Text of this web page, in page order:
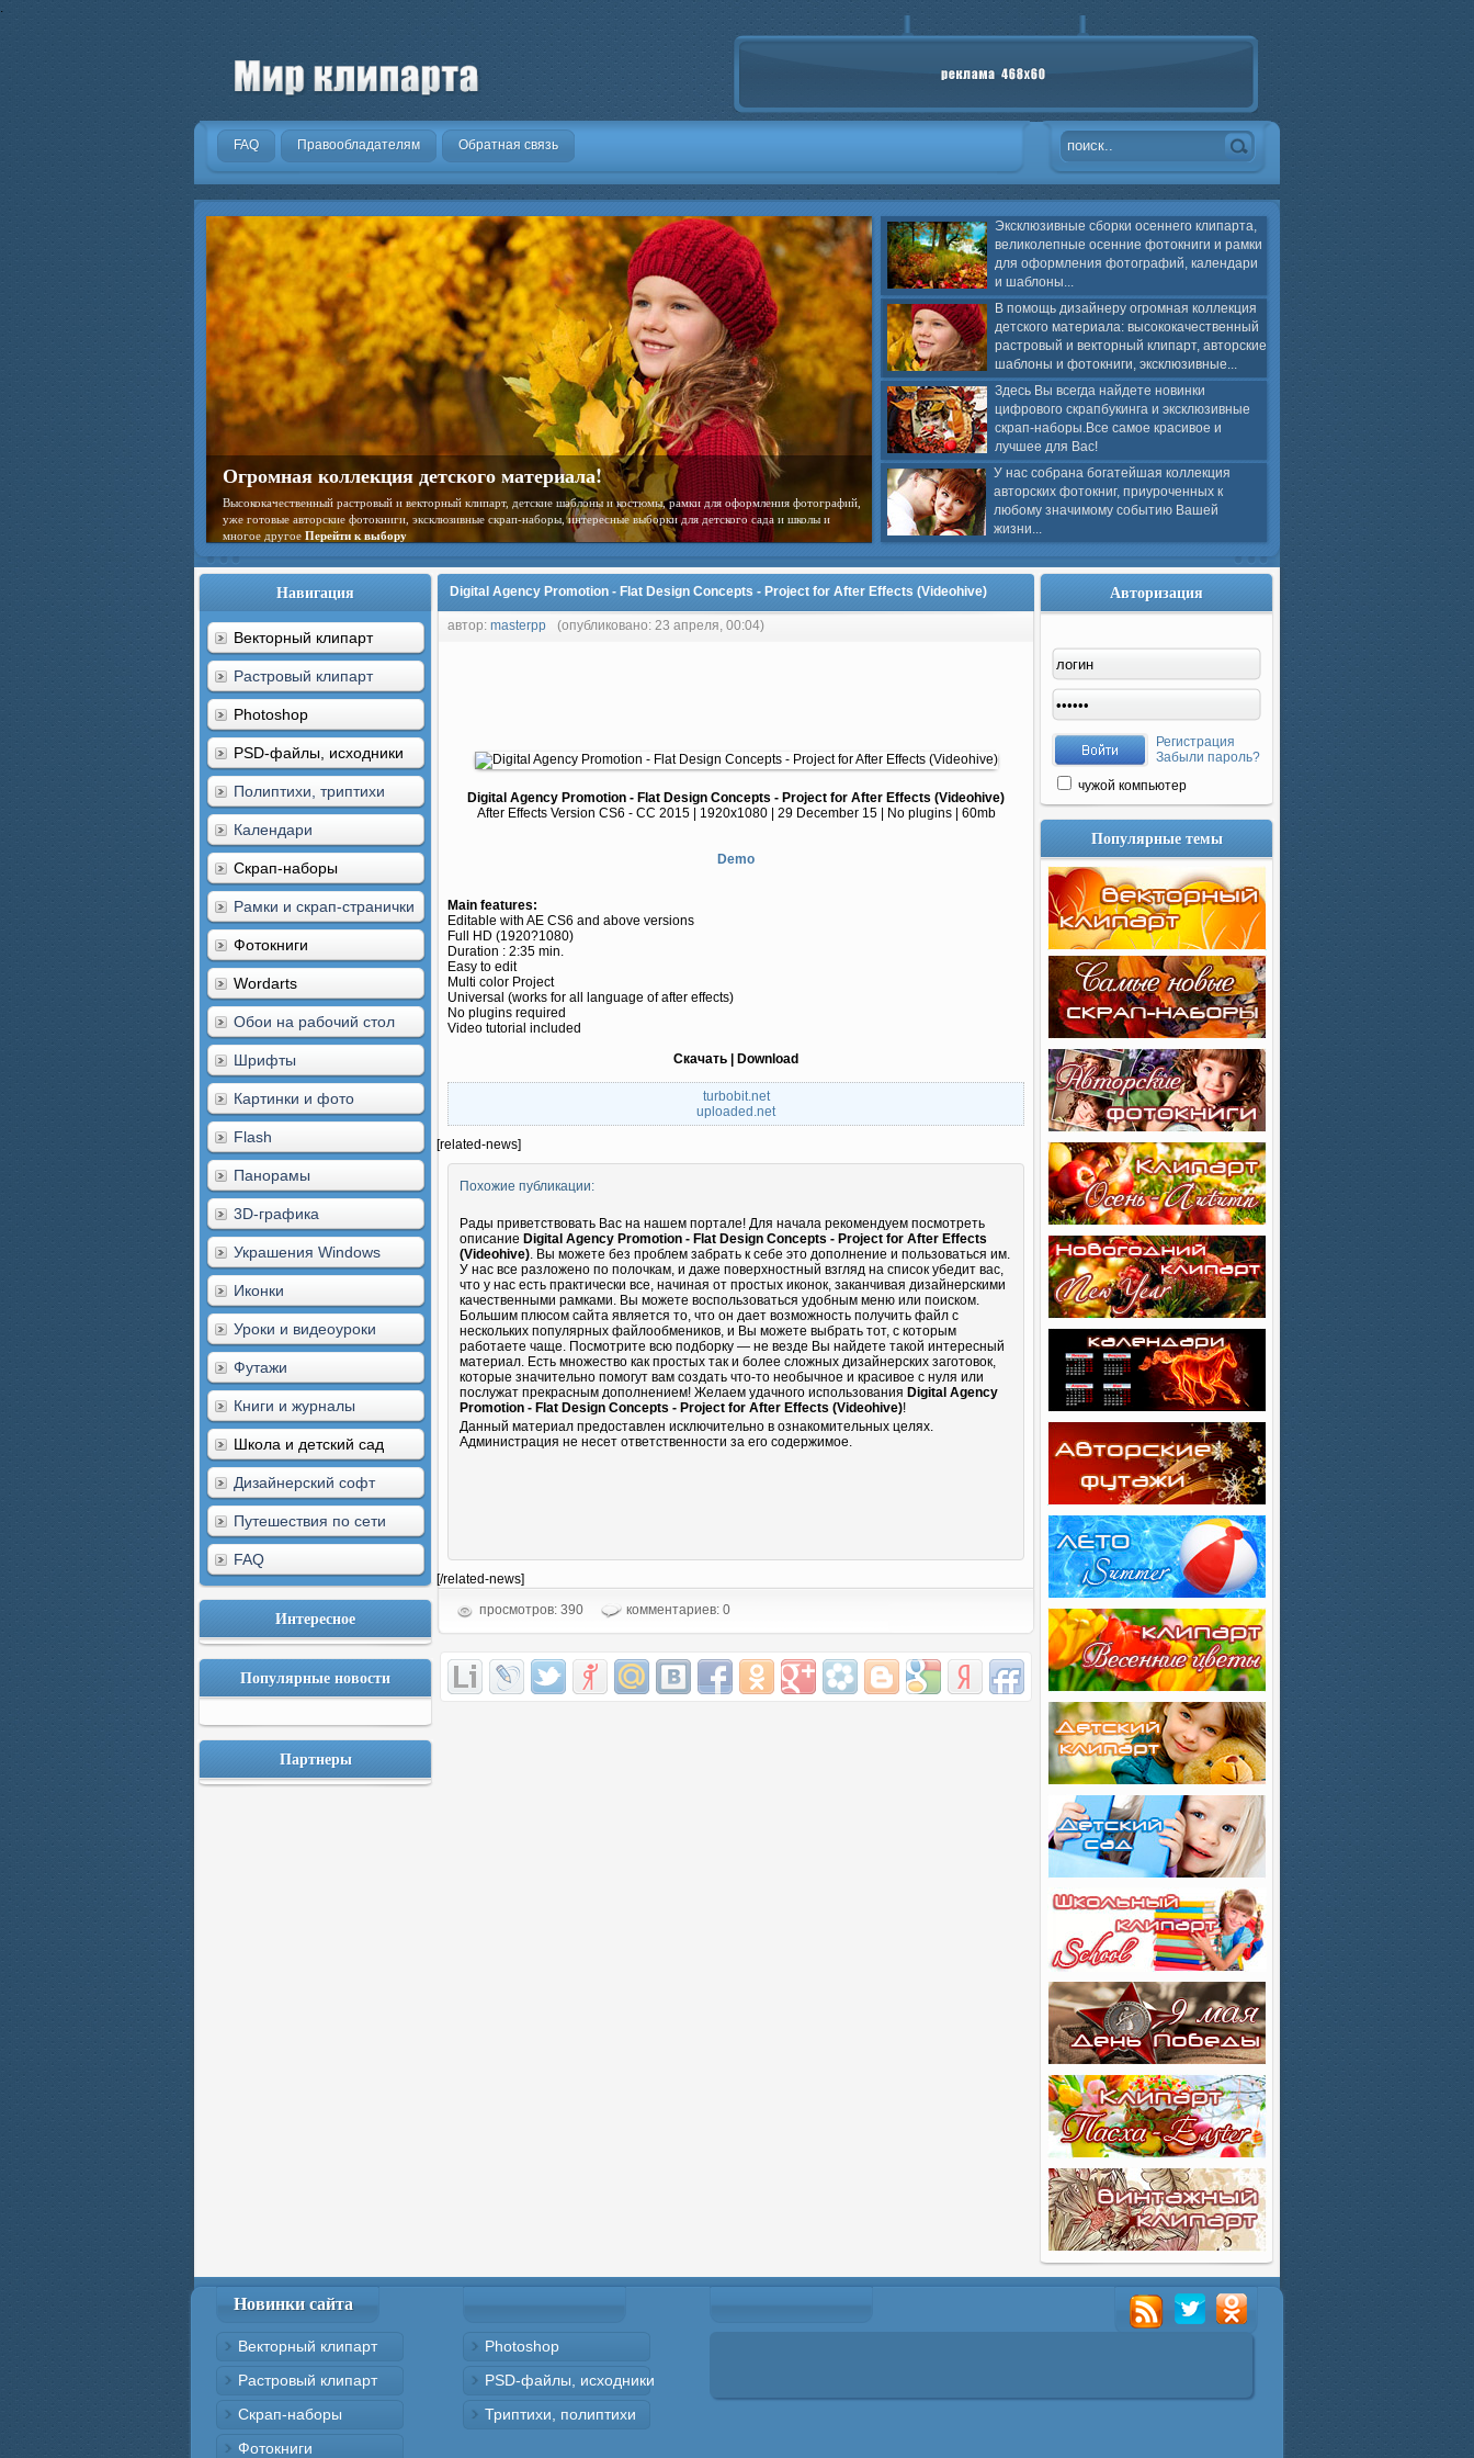
.
FAQ Правообладателям Обратная связь
Эксклюзивные сборки осеннего клипарта,
великолепные осенние фотокниги и рамки
для оформления фотографий, календари
и шаблоны...
В помощь дизайнеру огромная коллекция
детского материала: высококачественный
растровый и векторный клипарт, авторские
шаблоны и фотокниги, эксклюзивные...
Здесь Вы всегда найдете новинки
цифрового скрапбукинга и эксклюзивные
скрап-наборы.Все самое красивое и
лучшее для Вас!
У нас собрана богатейшая коллекция
авторских фотокниг, приуроченных к
любому значимому событию Вашей
жизни...
Огромная коллекция детского материала!
Высококачественный растровый и векторный клипарт, детские шаблоны и костюмы, рамки для оформления фотографий,
уже готовые авторские фотокниги, эксклюзивные скрап-наборы, интересные выборки для детского сада и школы и
многое другое Перейти к выбору
Навигация
Векторный клипарт
Растровый клипарт
Photoshop
PSD-файлы, исходники
Полиптихи, триптихи
Календари
Скрап-наборы
Рамки и скрап-странички
Фотокниги
Wordarts
Обои на рабочий стол
Шрифты
Картинки и фото
Flash
Панорамы
3D-графика
Украшения Windows
Иконки
Уроки и видеоуроки
Футажи
Книги и журналы
Школа и детский сад
Дизайнерский софт
Путешествия по сети
FAQ
Интересное
Популярные новости
Партнеры
Digital Agency Promotion - Flat Design Concepts - Project for After Effects (Videohive)
автор: masterpp (опубликовано: 23 апреля, 00:04)
Digital Agency Promotion - Flat Design Concepts - Project for After Effects (Videohive)
After Effects Version CS6 - CC 2015 | 1920x1080 | 29 December 15 | No plugins | 60mb
Demo
Main features:
Editable with AE CS6 and above versions
Full HD (1920?1080)
Duration : 2:35 min.
Easy to edit
Multi color Project
Universal (works for all language of after effects)
No plugins required
Video tutorial included
Скачать | Download
turbobit.net
uploaded.net
[related-news]
Похожие публикации:
Рады приветствовать Вас на нашем портале! Для начала рекомендуем посмотреть
описание Digital Agency Promotion - Flat Design Concepts - Project for After Effects
(Videohive). Вы можете без проблем забрать к себе это дополнение и пользоваться им.
У нас все разложено по полочкам, и даже поверхностный взгляд на список убедит вас,
что у нас есть практически все, начиная от простых иконок, заканчивая дизайнерскими
качественными рамками. Вы можете воспользоваться удобным меню или поиском.
Большим плюсом сайта является то, что он дает возможность получить файл с
нескольких популярных файлообмеников, и Вы можете выбрать тот, с которым
работаете чаще. Посмотрите всю подборку — не везде Вы найдете такой интересный
материал. Есть множество как простых так и более сложных дизайнерских заготовок,
которые значительно помогут вам создать что-то необычное и красивое с нуля или
послужат прекрасным дополнением! Желаем удачного использования Digital Agency
Promotion - Flat Design Concepts - Project for After Effects (Videohive)!
Данный материал предоставлен исключительно в ознакомительных целях.
Администрация не несет ответственности за его содержимое.
[/related-news]
просмотров: 390
комментариев: 0
Авторизация
Регистрация
Забыли пароль?
чужой компьютер
Популярные темы
Новинки сайта
Векторный клипарт
Растровый клипарт
Скрап-наборы
Фотокниги
Photoshop
PSD-файлы, исходники
Триптихи, полиптихи